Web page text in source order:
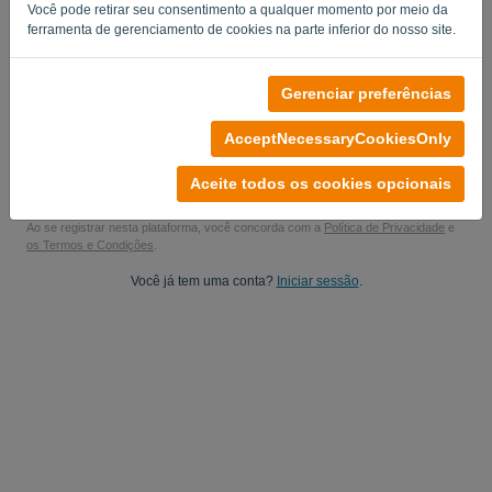
Você pode retirar seu consentimento a qualquer momento por meio da
ferramenta de gerenciamento de cookies na parte inferior do nosso site.
Gerenciar preferências
AcceptNecessaryCookiesOnly
Aceite todos os cookies opcionais
Sim, você pode me enviar atualizações do produto..
Comece seu teste gratuito
You are under no obligation! 100% non-binding
Your data is 100% secure
Ao se registrar nesta plataforma, você concorda com a Política de Privacidade e
os Termos e Condições
Você já tem uma conta? Iniciar sessão.